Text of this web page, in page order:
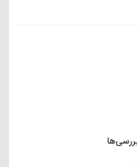
درب باز) و تمیز کردن عمیق تر